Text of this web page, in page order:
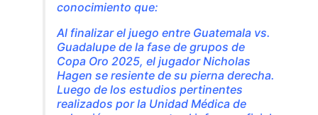
conocimiento que:
Al finalizar el juego entre Guatemala vs.
Guadalupe de la fase de grupos de
Copa Oro 2025, el jugador Nicholas
Hagen se resiente de su pierna derecha.
Luego de los estudios pertinentes
realizados por la Unidad Médica de